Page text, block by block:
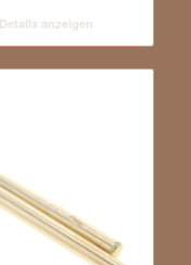
Details anzeigen